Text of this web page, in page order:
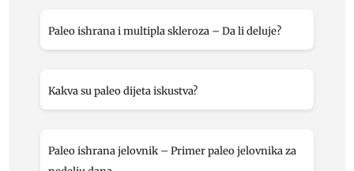
Paleo ishrana i multipla skleroza – Da li deluje?
Kakva su paleo dijeta iskustva?
Paleo ishrana jelovnik – Primer paleo jelovnika za